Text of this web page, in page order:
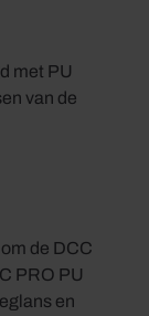
met PU
van de
de DCC
PRO PU
en